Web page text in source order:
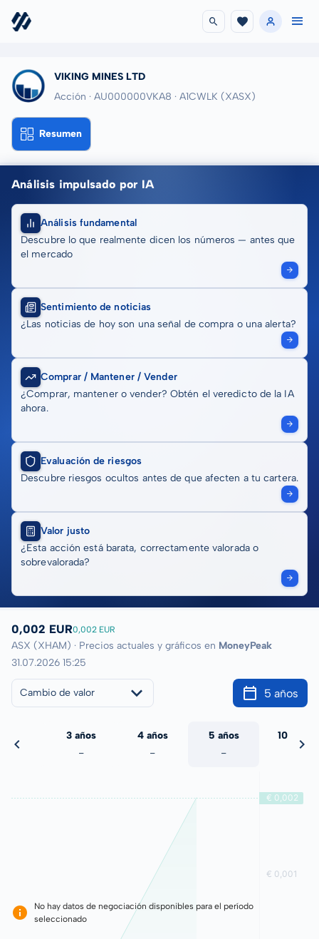
VIKING MINES LTD
Acción · AU000000VKA8 · A1CWLK (XASX)
Resumen
Análisis impulsado por IA
Análisis fundamental
Descubre lo que realmente dicen los números — antes que
el mercado
Sentimiento de noticias
¿Las noticias de hoy son una señal de compra o una alerta?
Comprar / Mantener / Vender
¿Comprar, mantener o vender? Obtén el veredicto de la IA
ahora.
Evaluación de riesgos
Descubre riesgos ocultos antes de que afecten a tu cartera.
Valor justo
¿Esta acción está barata, correctamente valorada o
sobrevalorada?
0,002 EUR0,002 EUR
ASX (XHAM) · Precios actuales y gráficos en MoneyPeak
31.07.2026 15:25
Cambio de valor 5 años
3 años
-
4 años
-
5 años
-
10 años
No hay datos de negociación disponibles para el período
seleccionado